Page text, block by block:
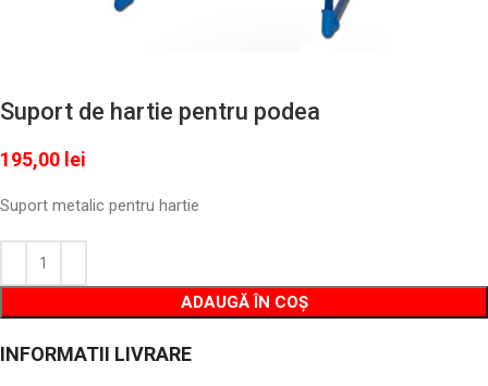
Suport de hartie pentru podea
195,00 lei
Suport metalic pentru hartie
ADAUGĂ ÎN COȘ
Alternative:
INFORMATII LIVRARE